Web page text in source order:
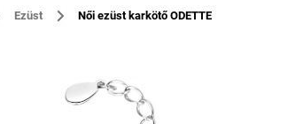
Ezüst Női ezüst karkötő ODETTE